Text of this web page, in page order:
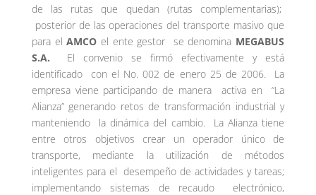
de las rutas que quedan (rutas complementarias);
posterior de las operaciones del transporte masivo que
para elAMCO el ente gestor se denomina MEGABUS
S.A. El convenio se firmó efectivamente y está
identificado con el No. 002 de enero 25 de 2006. La
empresa viene participando de manera activa en “La
Alianza” generando retos de transformación industrial y
manteniendo la dinámica del cambio. La Alianza tiene
entre otros objetivos crear un operador único de
transporte, mediante la utilización de métodos
inteligentes para el desempeño de actividades y tareas;
implementando sistemas de recaudo electrónico,